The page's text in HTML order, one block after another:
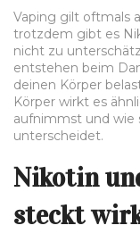
Vaping gilt oftmals
trotzdem gibt es
nicht zu
entstehen beim
deinen Körper
Körper wirkt es
aufnimmst und wie
unterscheidet.
Nikotin
steckt